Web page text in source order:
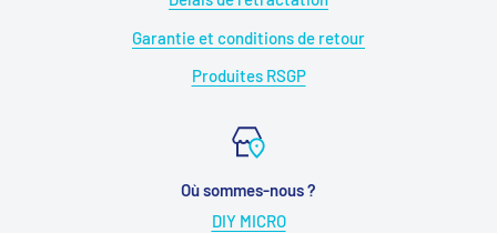
Garantie et conditions de retour
Produites RSGP
Où sommes-nous ?
DIY MICRO